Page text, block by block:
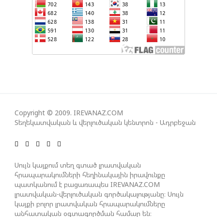
ՇԱՐՈՒՆԱԿՎՈՒՄ Է «ՄԵԾ ՎԵՐԱԴԱՐՁ» ԾՐԱԳՐԻ
ԻՐԱԿԱՆԱՑՈՒՄԸ
ՄԻԽԵԻԼ ԿԱՎԵԼԱՇՎԻԼԻ. ԱԴՐԲԵՋԱՆԸ, ԹՈՒՐՔԻԱՆ,
ՉԻՆԱՍՏԱՆԸ ԲԱՐՁՐ ԵՆ ԳՆԱՀԱՏՈՒՄ ՎՐԱՍՏԱՆԻ
ՉԵՉԵԼԱՇՎԻԼԻՆ ԱԴՐԲԵՋԱՆ-ԳԵՐՄԱՆԻԱ ԵՐԿԿՈՂՄ
ՌԱԶՄԱՎԱՐԱԿԱՆ ԳՈՐԾԸՆԿԵՐՈՒԹՅԱՆ ՄԱՍԻՆ
Copyright © 2009. IREVANAZ.COM
Տեղեկատվական և վերլուծական կենտրոն - Ադրբեջան
Սույն կայքում տեղ գտած լրատվական
հրապարակումների հեղինակային իրավունքը
պատկանում է բացառապես IREVANAZ.COM
լրատվական-վերլուծական գործակալությանը։ Սույն
կայքի բոլոր լրատվական հրապարակումները
անհատական օգտագործման համար են։